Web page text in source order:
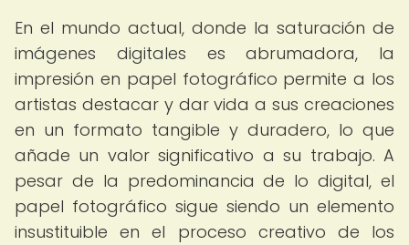
En el mundo actual, donde la saturación de
imágenes digitales es abrumadora, la
impresión en papel fotográfico permite a los
artistas destacar y dar vida a sus creaciones
en un formato tangible y duradero, lo que
añade un valor significativo a su trabajo. A
pesar de la predominancia de lo digital, el
papel fotográfico sigue siendo un elemento
insustituible en el proceso creativo de los